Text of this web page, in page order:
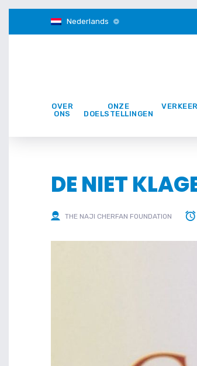
Nederlands
OVER
ONS
ONZE
DOELSTELLINGEN
DE NIET
THE NAJI CHERFAN FOUNDATION